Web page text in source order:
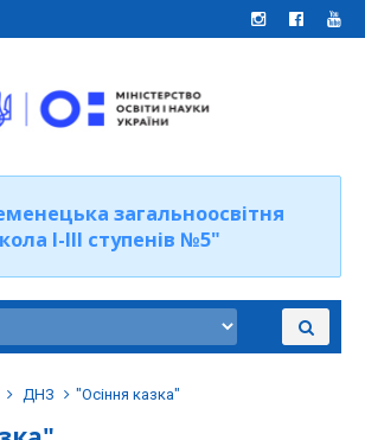
загальноосвітня
І-ІІІ ступенів №5"
ДНЗ "Осіння казка"